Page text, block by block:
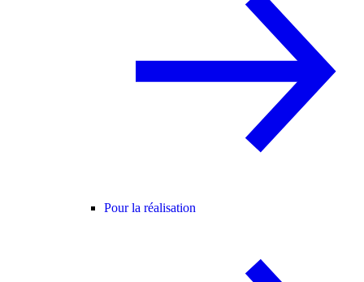
Pour la réalisation